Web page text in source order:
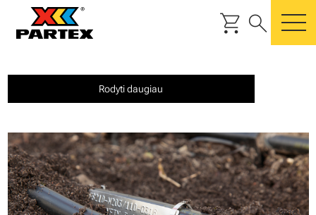
shopping_cart search
Rodyti daugiau